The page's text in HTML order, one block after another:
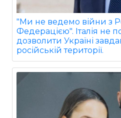
"Ми не ведемо війни з
Федерацією". Італія не
дозволити Україні
російській території.